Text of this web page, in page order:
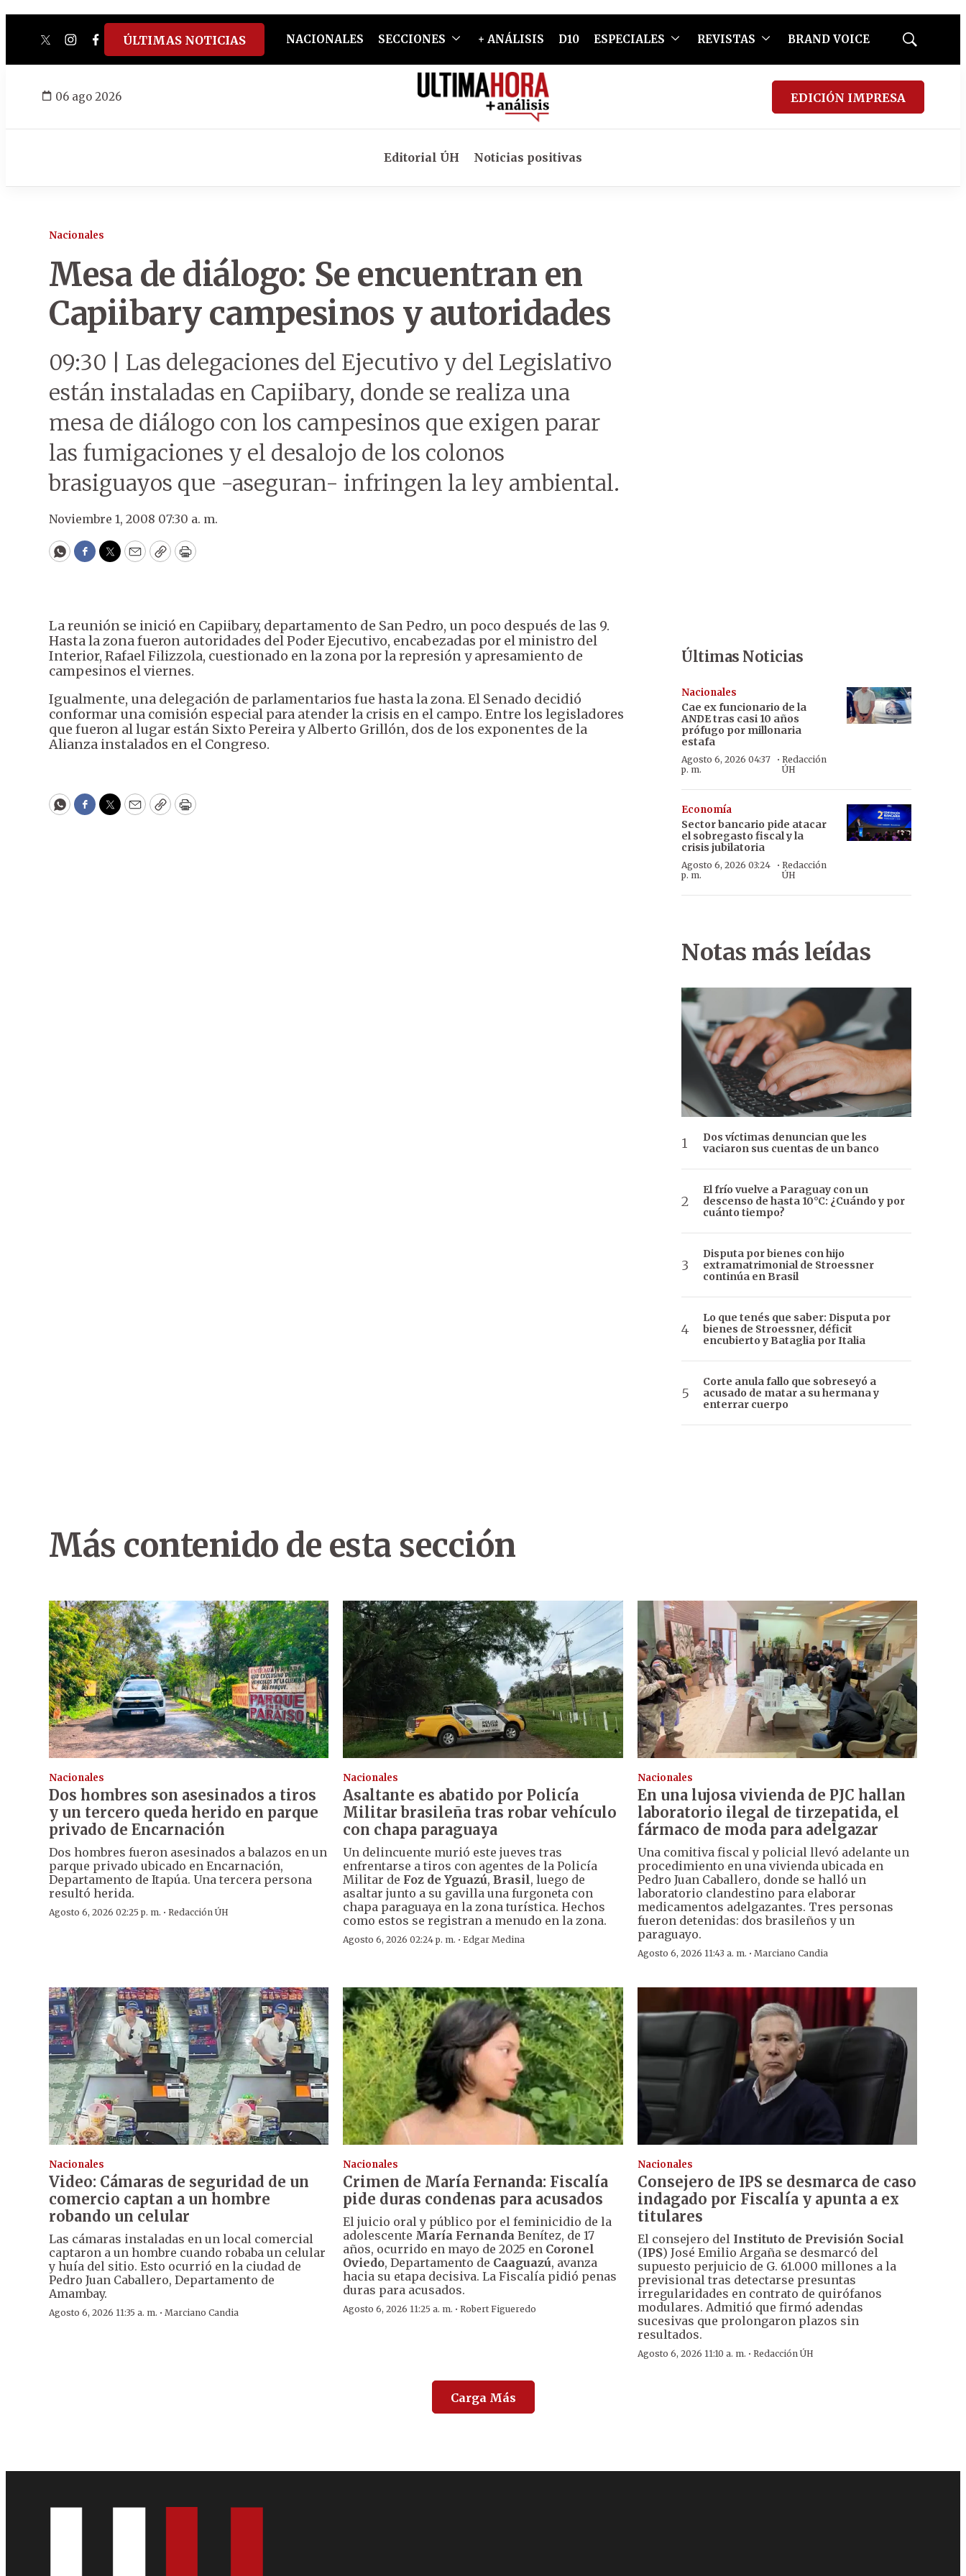
twitterinstagram
facebook
tiktokyoutube
spotify
ÚLTIMAS NOTICIAS NACIONALES SECCIONES + ANÁLISIS D10 ESPECIALES REVISTAS BRAND VOICE
Mostrar
06 ago 2026 EDICIÓN IMPRESA
Editorial ÚH Noticias positivas
Nacionales
Mesa de diálogo: Se encuentran en
Capiibary campesinos y autoridades
09:30 | Las delegaciones del Ejecutivo y del Legislativo
están instaladas en Capiibary, donde se realiza una
mesa de diálogo con los campesinos que exigen parar
las fumigaciones y el desalojo de los colonos
brasiguayos que -aseguran- infringen la ley ambiental.
Noviembre 1, 2008 07:30 a. m.
WhatsApp
Facebook
Twitter
EmailCopyPrint
La reunión se inició en Capiibary, departamento de San Pedro, un poco después de las 9.
Hasta la zona fueron autoridades del Poder Ejecutivo, encabezadas por el ministro del
Interior, Rafael Filizzola, cuestionado en la zona por la represión y apresamiento de
campesinos el viernes.
Igualmente, una delegación de parlamentarios fue hasta la zona. El Senado decidió
conformar una comisión especial para atender la crisis en el campo. Entre los legisladores
que fueron al lugar están Sixto Pereira y Alberto Grillón, dos de los exponentes de la
Alianza instalados en el Congreso.
WhatsApp
Facebook
Twitter
EmailCopyPrint
Últimas Noticias
Nacionales
Cae ex funcionario de la
ANDE tras casi 10 años
prófugo por millonaria
estafa
Agosto 6, 2026 04:37
p. m.
· Redacción
ÚH
Economía
Sector bancario pide atacar
el sobregasto fiscal y la
crisis jubilatoria
Agosto 6, 2026 03:24
p. m.
· Redacción
ÚH
Notas más leídas
Dos víctimas denuncian que les
vaciaron sus cuentas de un banco
El frío vuelve a Paraguay con un
descenso de hasta 10°C: ¿Cuándo y por
cuánto tiempo?
Disputa por bienes con hijo
extramatrimonial de Stroessner
continúa en Brasil
Lo que tenés que saber: Disputa por
bienes de Stroessner, déficit
encubierto y Bataglia por Italia
Corte anula fallo que sobreseyó a
acusado de matar a su hermana y
enterrar cuerpo
Más contenido de esta sección
Nacionales
Dos hombres son asesinados a tiros
y un tercero queda herido en parque
privado de Encarnación
Dos hombres fueron asesinados a balazos en un
parque privado ubicado en Encarnación,
Departamento de Itapúa. Una tercera persona
resultó herida.
Agosto 6, 2026 02:25 p. m. · Redacción ÚH
Nacionales
Asaltante es abatido por Policía
Militar brasileña tras robar vehículo
con chapa paraguaya
Un delincuente murió este jueves tras
enfrentarse a tiros con agentes de la Policía
Militar de Foz de Yguazú,Brasil, luego de
asaltar junto a su gavilla una furgoneta con
chapa paraguaya en la zona turística. Hechos
como estos se registran a menudo en la zona.
Agosto 6, 2026 02:24 p. m. ·Edgar Medina
Nacionales
En una lujosa vivienda de PJC hallan
laboratorio ilegal de tirzepatida, el
fármaco de moda para adelgazar
Una comitiva fiscal y policial llevó adelante un
procedimiento en una vivienda ubicada en
Pedro Juan Caballero, donde se halló un
laboratorio clandestino para elaborar
medicamentos adelgazantes. Tres personas
fueron detenidas: dos brasileños y un
paraguayo.
Agosto 6, 2026 11:43 a. m. · Marciano Candia
Nacionales
Video: Cámaras de seguridad de un
comercio captan a un hombre
robando un celular
Las cámaras instaladas en un local comercial
captaron a un hombre cuando robaba un celular
y huía del sitio. Esto ocurrió en la ciudad de
Pedro Juan Caballero, Departamento de
Amambay.
Agosto 6, 2026 11:35 a. m. · Marciano Candia
Nacionales
Crimen de María Fernanda: Fiscalía
pide duras condenas para acusados
El juicio oral y público por el feminicidio de la
adolescente María Fernanda Benítez, de 17
años, ocurrido en mayo de 2025 en Coronel
Oviedo, Departamento de Caaguazú, avanza
hacia su etapa decisiva. La Fiscalía pidió penas
duras para acusados.
Agosto 6, 2026 11:25 a. m. ·Robert Figueredo
Nacionales
Consejero de IPS se desmarca de caso
indagado por Fiscalía y apunta a ex
titulares
El consejero del Instituto de Previsión Social
(IPS) José Emilio Argaña se desmarcó del
supuesto perjuicio de G. 61.000 millones a la
previsional tras detectarse presuntas
irregularidades en contrato de quirófanos
modulares. Admitió que firmó adendas
sucesivas que prolongaron plazos sin
resultados.
Agosto 6, 2026 11:10 a. m. · Redacción ÚH
Carga Más